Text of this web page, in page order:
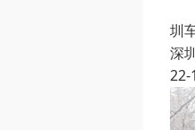
圳
深
22-